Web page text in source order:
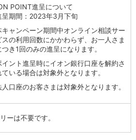
POINT進呈について
呈期間：2023年3月下旬
キャンペーン期間中オンライン相談サー
スの利用回数にかかわらず、お一人さま
つき1回のみの進呈になります。
イント進呈時にイオン銀行口座を解約さ
ている場合は対象外となります。
人口座のお客さまは対象外となります。
ーは不要です。